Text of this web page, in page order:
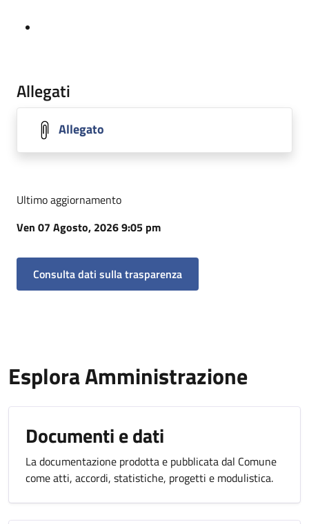
Allegati
Allegato
Ultimo aggiornamento
Ven 07 Agosto, 2026 9:05 pm
Consulta dati sulla trasparenza
Esplora Amministrazione
Documenti e dati
La documentazione prodotta e pubblicata dal Comune
come atti, accordi, statistiche, progetti e modulistica.